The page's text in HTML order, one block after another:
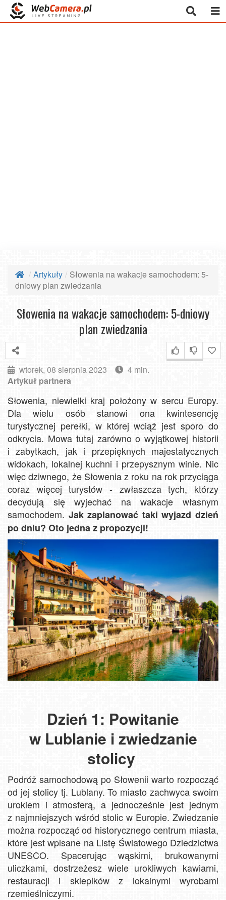
Artykuły
Słowenia na wakacje samochodem: 5-
dniowy plan zwiedzania
Słowenia na wakacje samochodem: 5-dniowy
plan zwiedzania
wtorek, 08 sierpnia 2023
4 min.
Artykuł partnera
Słowenia, niewielki kraj położony w sercu Europy.
Dla wielu osób stanowi ona kwintesencję
turystycznej perełki, w której wciąż jest sporo do
odkrycia. Mowa tutaj zarówno o wyjątkowej historii
i zabytkach, jak i przepięknych majestatycznych
widokach, lokalnej kuchni i przepysznym winie. Nic
więc dziwnego, że Słowenia z roku na rok przyciąga
coraz więcej turystów - zwłaszcza tych, którzy
decydują się wyjechać na wakacje własnym
samochodem. Jak zaplanować taki wyjazd dzień
po dniu? Oto jedna z propozycji!
Dzień 1: Powitanie
w Lublanie i zwiedzanie
stolicy
Podróż samochodową po Słowenii warto rozpocząć
od jej stolicy tj. Lublany. To miasto zachwyca swoim
urokiem i atmosferą, a jednocześnie jest jednym
z najmniejszych wśród stolic w Europie. Zwiedzanie
można rozpocząć od historycznego centrum miasta,
które jest wpisane na Listę Światowego Dziedzictwa
UNESCO. Spacerując wąskimi, brukowanymi
uliczkami, dostrzeżesz wiele urokliwych kawiarni,
restauracji i sklepików z lokalnymi wyrobami
rzemieślniczymi.